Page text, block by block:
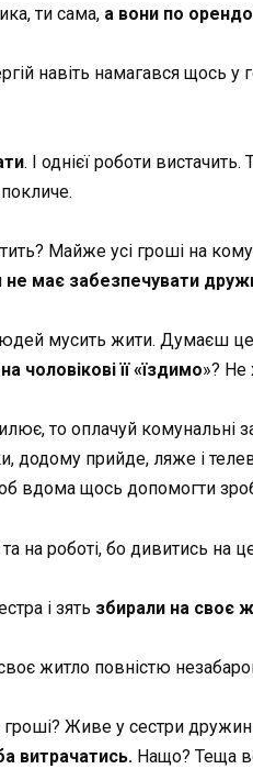
ти сама, а вони по
навіть намагався щось
. І однієї роботи
Майже усі гроші на
не має забезпечувати
мусить жити. Думаєш це
чоловікові її «їздимо»? Не
то оплачуй
прийде, ляже і
вдома щось допомогти
на роботі, бо дивитись на
і зять збирали на своє
своє житло повністю
Живе у сестри
витрачатись. Нащо? Теща